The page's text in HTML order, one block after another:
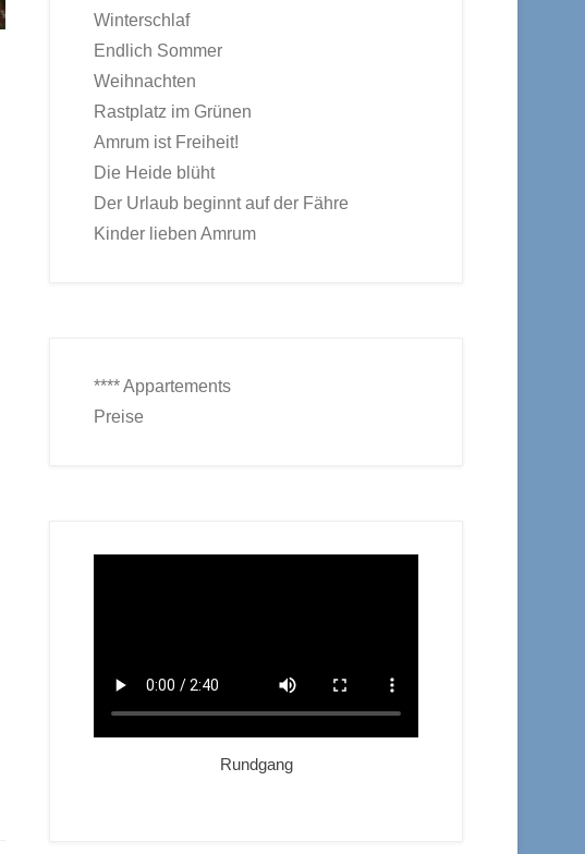
Winterschlaf
Endlich Sommer
Weihnachten
Rastplatz im Grünen
Amrum ist Freiheit!
Die Heide blüht
Der Urlaub beginnt auf der Fähre
Kinder lieben Amrum
**** Appartements
Preise
Rundgang